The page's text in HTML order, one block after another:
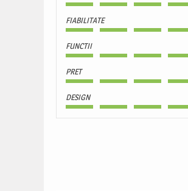
FIABILITATE
FUNCTII
PRET
DESIGN